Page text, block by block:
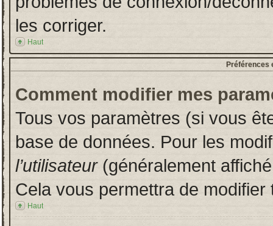
les corriger.
Haut
Préférences
Comment modifier mes
Tous vos paramètres (si vous
base de données. Pour les
l’utilisateur(généralement
Cela vous permettra de
Haut